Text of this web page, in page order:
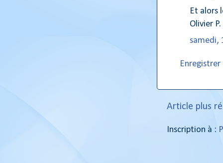
Et alors
Olivier P.
samedi,
Article plus
Inscription à :